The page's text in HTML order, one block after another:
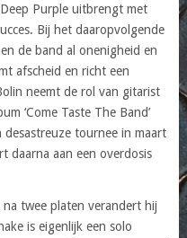
Purple uitbrengt met
Bij het daaropvolgende
de band al onenigheid en
afscheid en richt een
neemt de rol van gitarist
‘Come Taste The Band’
tournee in maart
daarna aan een overdosis
twee platen verandert hij
is eigenlijk een solo